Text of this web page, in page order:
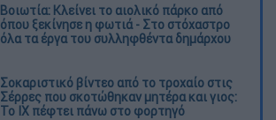
Βοιωτία: Κλείνει το αιολικό πάρκο από
όπου ξεκίνησε η φωτιά - Στο στόχαστρο
όλα τα έργα του συλληφθέντα δημάρχου
Σοκαριστικό βίντεο από το τροχαίο στις
Σέρρες που σκοτώθηκαν μητέρα και γιος:
Το ΙΧ πέφτει πάνω στο φορτηγό